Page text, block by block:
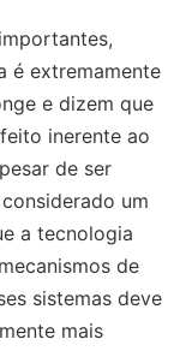
é extremamente
e dizem que
inerente ao
de ser
um
a tecnologia
de
sistemas deve
mais